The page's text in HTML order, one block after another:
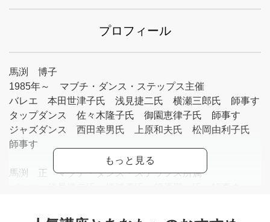
プロフィール
馬渕 博子
1985年～ マブチ・ダンス・ステップス主催
バレエ 本田世津子氏 浅見捷二氏 横瀬三郎氏 師事す
タップダンス 佐々木隆子氏 御園恵律子氏 師事す
ジャズダンス 西田幸男氏 上原和夫氏 松岡由利子氏
師事す
馬渕 正 マブチ・ダンス・ステップス所属
タップダンス 馬渕博子氏 加藤利江氏 御園恵律子氏